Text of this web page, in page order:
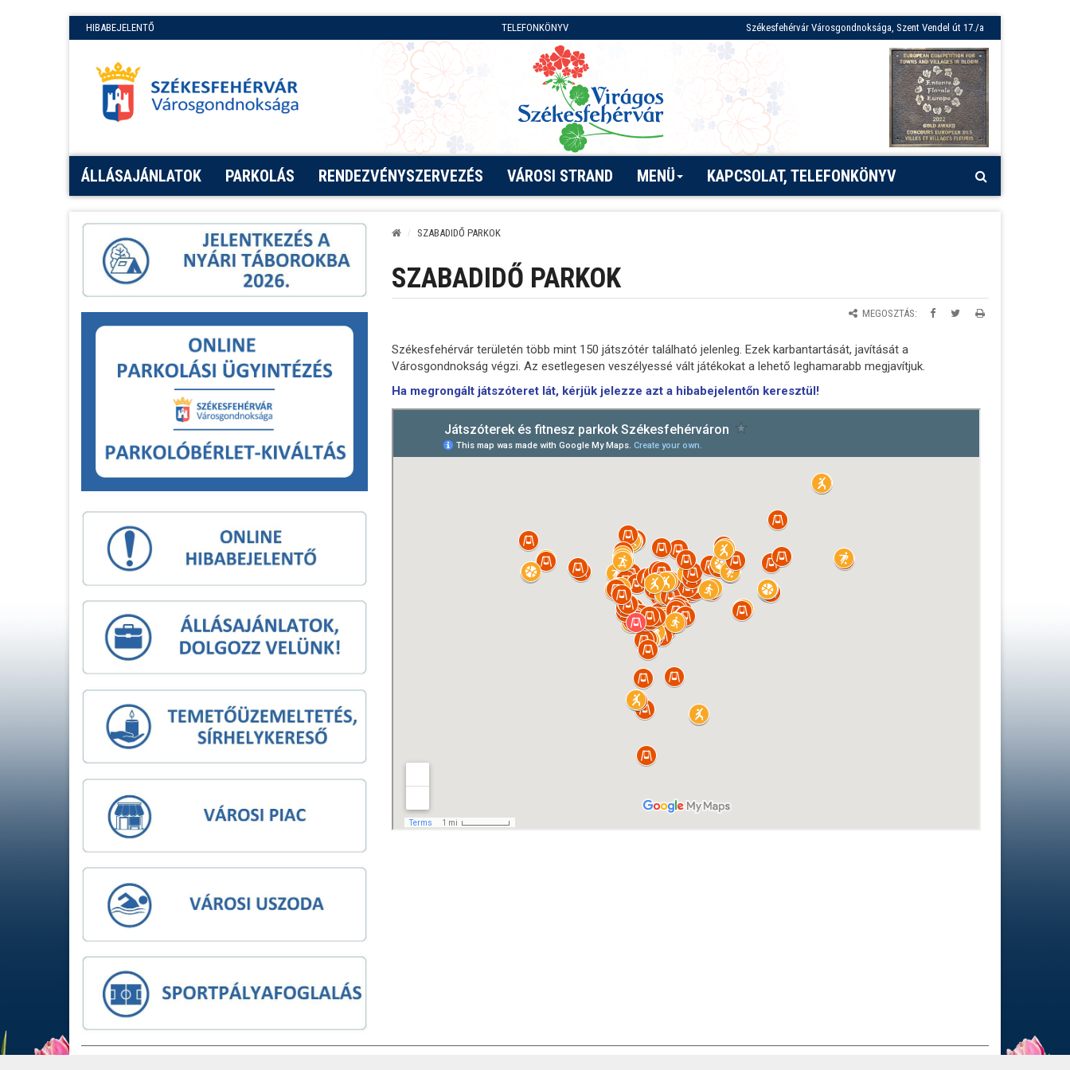
HIBABEJELENTŐ TELEFONKÖNYV Székesfehérvár Városgondnoksága, Szent Vendel út 17./a
ÁLLÁSAJÁNLATOK PARKOLÁS RENDEZVÉNYSZERVEZÉS VÁROSI STRAND MENÜ KAPCSOLAT, TELEFONKÖNYV
SZABADIDŐ PARKOK
SZABADIDŐ PARKOK
MEGOSZTÁS:
Székesfehérvár területén több mint 150 játszótér található jelenleg. Ezek karbantartását, javítását a
Városgondnokság végzi. Az esetlegesen veszélyessé vált játékokat a lehető leghamarabb megjavítjuk.
Ha megrongált játszóteret lát, kérjük jelezze azt a hibabejelentőn keresztül!